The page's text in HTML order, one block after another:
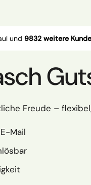
und 9832 weitere
Freude –
Mail